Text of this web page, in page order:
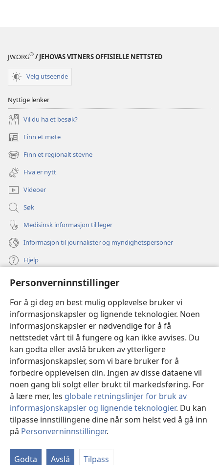
Personverninnstillinger
For å gi deg en best mulig opplevelse bruker vi
informasjonskapsler og lignende teknologier. Noen
informasjonskapsler er nødvendige for å få
nettstedet vårt til å fungere og kan ikke avvises. Du
kan godta eller avslå bruken av ytterligere
informasjonskapsler, som vi bare bruker for å
forbedre opplevelsen din. Ingen av disse dataene vil
noen gang bli solgt eller brukt til markedsføring. For
å lære mer, les globale retningslinjer for bruk av
informasjonskapsler og lignende teknologier. Du kan
tilpasse innstillingene dine når som helst ved å gå inn
på Personverninnstillinger.
Godta Avslå Tilpass
JW.ORG® / JEHOVAS VITNERS OFFISIELLE NETTSTED
Velg utseende
Nyttige lenker
Vil du ha et besøk?
Finn et møte
(åpner
nytt
vindu)
Finn et regionalt stevne
(åpner
nytt
vindu)
Hva er nytt
Videoer
Søk
Medisinsk informasjon til leger
Informasjon til journalister og myndighetspersoner
Hjelp
Bidrag
(åpner
nytt
vindu)Watchtower ONLINE LIBRARY™
(åpner
nytt
vindu) JW Hub
(åpner
nytt
vindu)JW Library ®
Watchtower Library
Copyright© 2026 Watch Tower Bible and Tract Society of Pennsylvania.
VILKÅR FOR BRUK| PERSONVERN